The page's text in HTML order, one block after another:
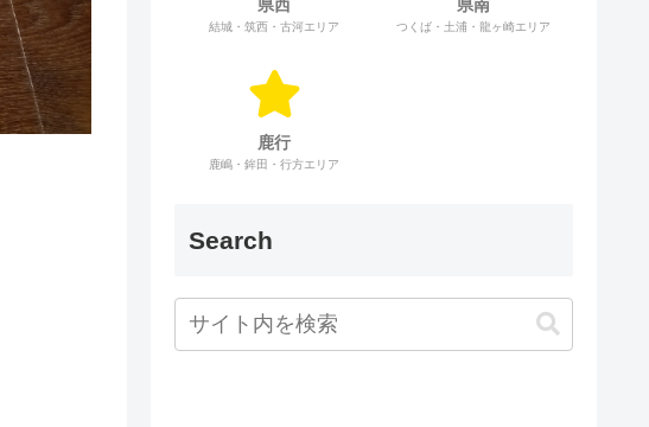
県西
結城・筑西・古河エリア
県南
つくば・土浦・龍ヶ崎エリア
鹿行
鹿嶋・鉾田・行方エリア
Search